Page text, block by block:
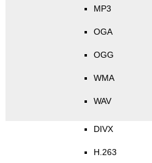
MP3
OGA
OGG
WMA
WAV
DIVX
H.263